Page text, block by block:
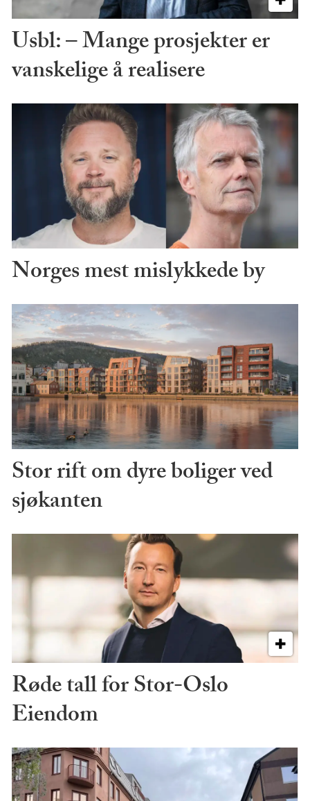
Usbl: – Mange prosjekter er
vanskelige å realisere
Norges mest mislykkede by
Stor rift om dyre boliger ved
sjøkanten
Røde tall for Stor-Oslo
Eiendom